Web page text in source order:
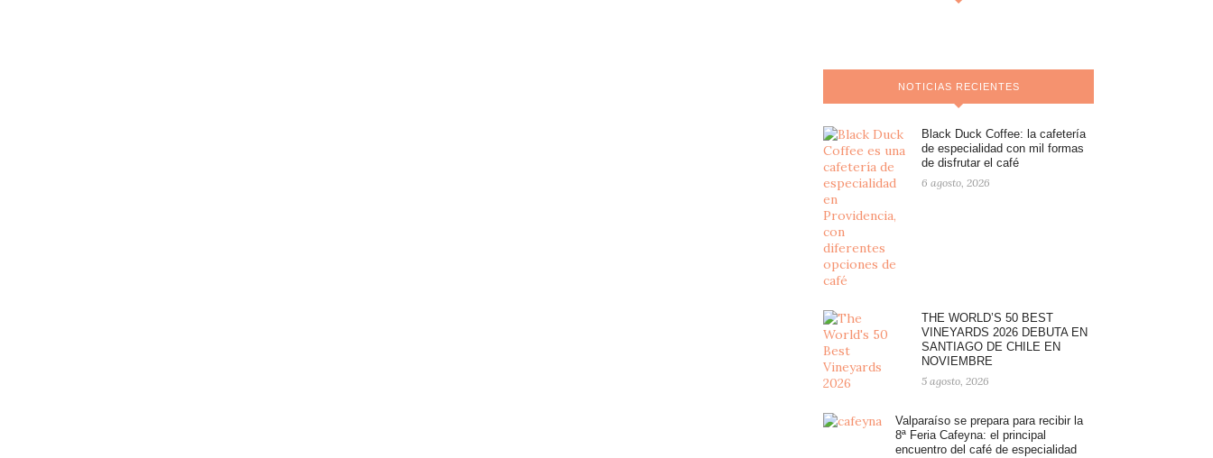
NOTICIAS RECIENTES
Black Duck Coffee: la cafetería
de especialidad con mil formas
de disfrutar el café
6 agosto, 2026
THE WORLD’S 50 BEST
VINEYARDS 2026 DEBUTA EN
SANTIAGO DE CHILE EN
NOVIEMBRE
5 agosto, 2026
Valparaíso se prepara para recibir la
8ª Feria Cafeyna: el principal
encuentro del café de especialidad